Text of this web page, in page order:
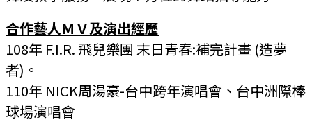
合作藝人ＭＶ及演出經歷
108年 F.I.R. 飛兒樂團 末日青春:補完計畫 (造夢
者)。
110年 NICK周湯豪-台中跨年演唱會、台中洲際棒
球場演唱會